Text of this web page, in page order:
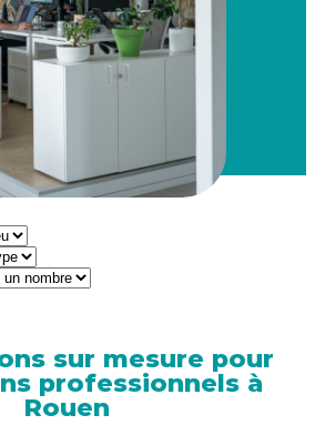
sur mesure pour
professionnels à
Rouen